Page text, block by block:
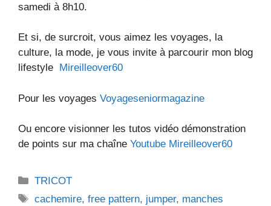
samedi à 8h10.
Et si, de surcroit, vous aimez les voyages, la
culture, la mode, je vous invite à parcourir mon blog
lifestyle Mireilleover60
Pour les voyages Voyageseniormagazine
Ou encore visionner les tutos vidéo démonstration
de points sur ma chaîne Youtube Mireilleover60
Catégories
TRICOT
Étiquettes
cachemire,free pattern, jumper, manches